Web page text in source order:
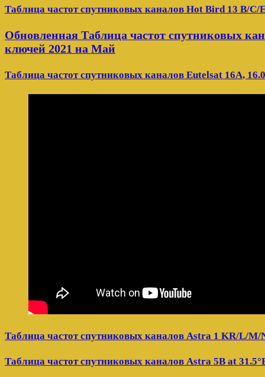
Таблица частот спутниковых каналов Hot Bird 13 B/C/
Обновленная Таблица частот спутниковых
ключей 2021 на Май
Таблица частот спутниковых каналов Eutelsat 16A,
Таблица частот спутниковых каналов Astra 1 KR/L/M/
Таблица частот спутниковых каналов Astra 5B at